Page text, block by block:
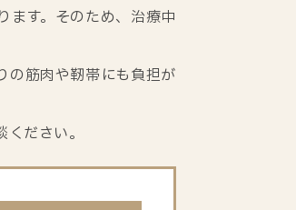
ます。そのため、治療中
の筋肉や靭帯にも負担が
ださい。